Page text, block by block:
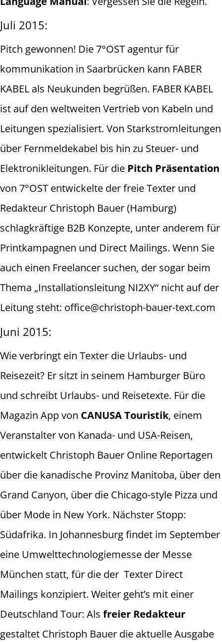
Juli 2015:
Pitch gewonnen! Die 7°OST agentur für
kommunikation in Saarbrücken kann FABER
KABEL als Neukunden begrüßen. FABER KABEL
ist auf den weltweiten Vertrieb von Kabeln und
Leitungen spezialisiert. Von Starkstromleitungen
über Fernmeldekabel bis hin zu Steuer- und
Elektronikleitungen. Für die Pitch Präsentation
von 7°OST entwickelte der freie Texter und
Redakteur Christoph Bauer (Hamburg)
schlagkräftige B2B Konzepte, unter anderem für
Printkampagnen und Direct Mailings. Wenn Sie
auch einen Freelancer suchen, der sogar beim
Thema „Installationsleitung NI2XY“ nicht auf der
Leitung steht: office@christoph-bauer-text.com
Juni 2015:
Wie verbringt ein Texter die Urlaubs- und
Reisezeit? Er sitzt in seinem Hamburger Büro
und schreibt Urlaubs- und Reisetexte. Für die
Magazin App von CANUSA Touristik, einem
Veranstalter von Kanada- und USA-Reisen,
entwickelt Christoph Bauer Online Reportagen
über die kanadische Provinz Manitoba, über den
Grand Canyon, über die Chicago-style Pizza und
über Mode in New York. Nächster Stopp:
Südafrika. In Johannesburg findet im September
eine Umwelttechnologiemesse der Messe
München statt, für die der Texter Direct
Mailings konzipiert. Weiter geht’s mit einer
Deutschland Tour: Als freier Redakteur
gestaltet Christoph Bauer die aktuelle Ausgabe